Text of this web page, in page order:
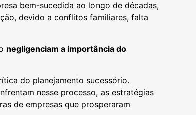
bem-sucedida ao longo de décadas,
devido a conflitos familiares, falta
negligenciam a importância do
do planejamento sucessório.
nesse processo, as estratégias
de empresas que prosperaram